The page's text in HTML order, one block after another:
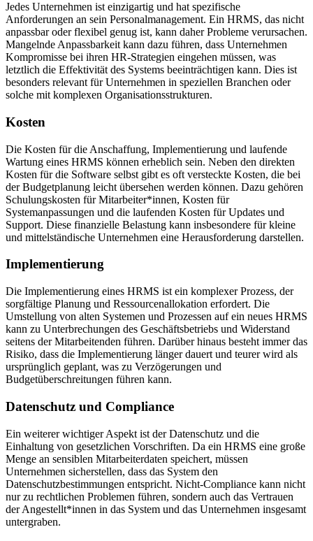
Jedes Unternehmen ist einzigartig und hat spezifische
Anforderungen an sein Personalmanagement. Ein HRMS, das nicht
anpassbar oder flexibel genug ist, kann daher Probleme verursachen.
Mangelnde Anpassbarkeit kann dazu führen, dass Unternehmen
Kompromisse bei ihren HR-Strategien eingehen müssen, was
letztlich die Effektivität des Systems beeinträchtigen kann. Dies ist
besonders relevant für Unternehmen in speziellen Branchen oder
solche mit komplexen Organisationsstrukturen.
Kosten
Die Kosten für die Anschaffung, Implementierung und laufende
Wartung eines HRMS können erheblich sein. Neben den direkten
Kosten für die Software selbst gibt es oft versteckte Kosten, die bei
der Budgetplanung leicht übersehen werden können. Dazu gehören
Schulungskosten für Mitarbeiter*innen, Kosten für
Systemanpassungen und die laufenden Kosten für Updates und
Support. Diese finanzielle Belastung kann insbesondere für kleine
und mittelständische Unternehmen eine Herausforderung darstellen.
Implementierung
Die Implementierung eines HRMS ist ein komplexer Prozess, der
sorgfältige Planung und Ressourcenallokation erfordert. Die
Umstellung von alten Systemen und Prozessen auf ein neues HRMS
kann zu Unterbrechungen des Geschäftsbetriebs und Widerstand
seitens der Mitarbeitenden führen. Darüber hinaus besteht immer das
Risiko, dass die Implementierung länger dauert und teurer wird als
ursprünglich geplant, was zu Verzögerungen und
Budgetüberschreitungen führen kann.
Datenschutz und Compliance
Ein weiterer wichtiger Aspekt ist der Datenschutz und die
Einhaltung von gesetzlichen Vorschriften. Da ein HRMS eine große
Menge an sensiblen Mitarbeiterdaten speichert, müssen
Unternehmen sicherstellen, dass das System den
Datenschutzbestimmungen entspricht. Nicht-Compliance kann nicht
nur zu rechtlichen Problemen führen, sondern auch das Vertrauen
der Angestellt*innen in das System und das Unternehmen insgesamt
untergraben.